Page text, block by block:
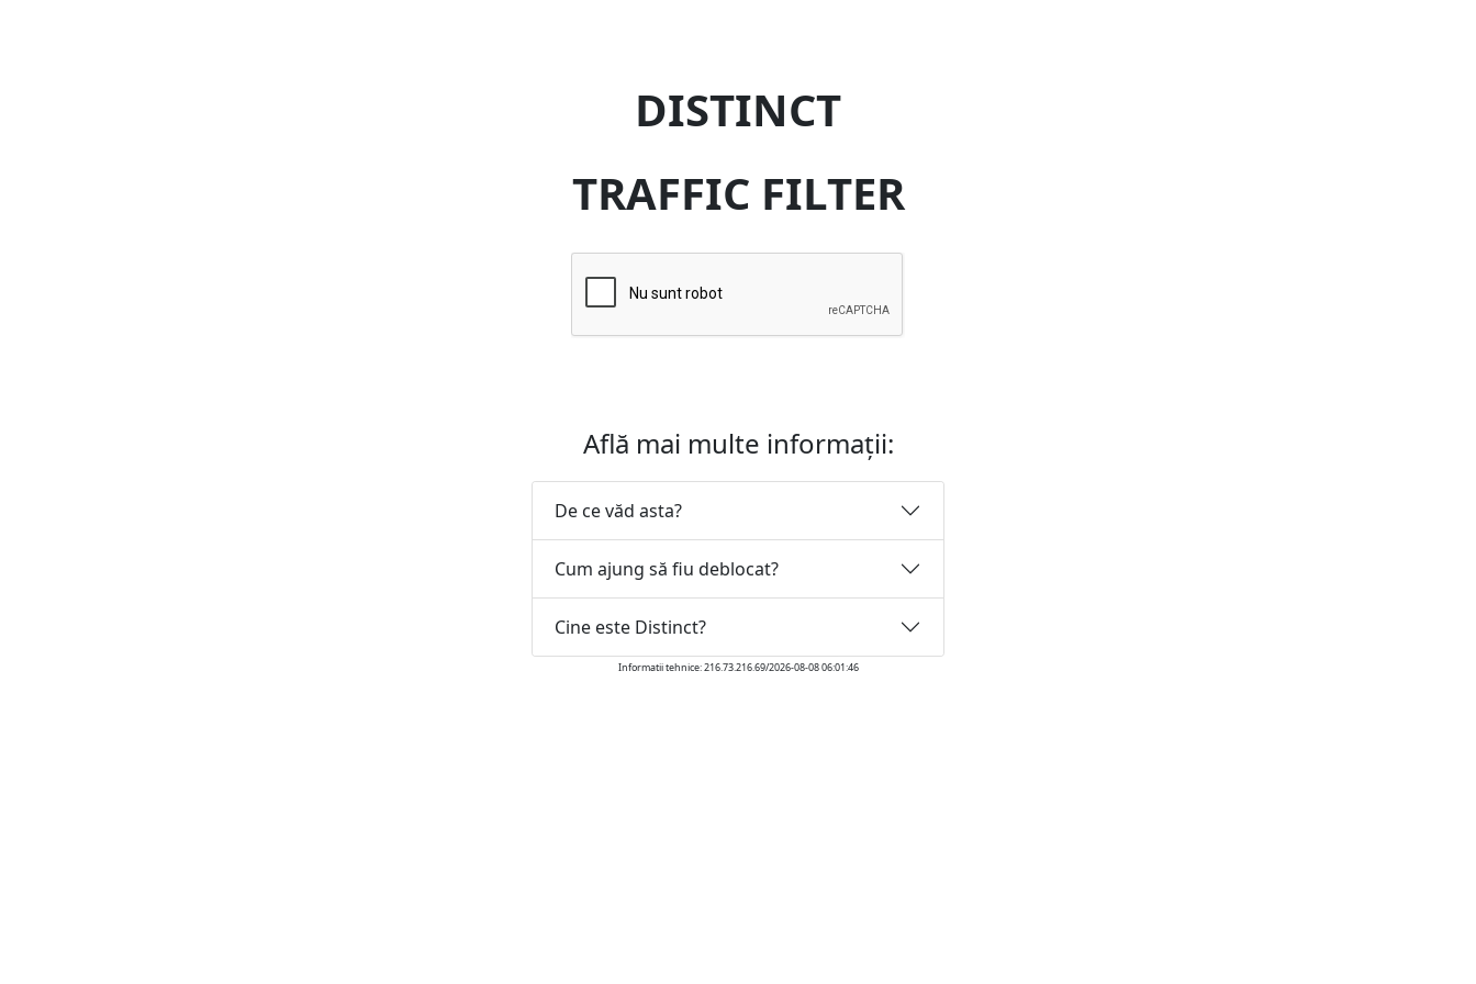
DISTINCT
TRAFFIC FILTER
Află mai multe informații:
De ce văd asta?
Cum ajung să fiu deblocat?
Cine este Distinct?
Informatii tehnice: 216.73.216.69/2026-08-08 06:01:46